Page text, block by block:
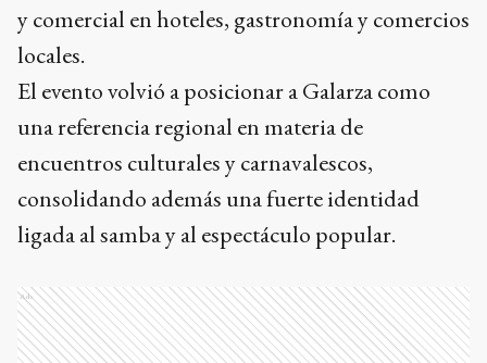
y comercial en hoteles, gastronomía y comercios
locales.
El evento volvió a posicionar a Galarza como
una referencia regional en materia de
encuentros culturales y carnavalescos,
consolidando además una fuerte identidad
ligada al samba y al espectáculo popular.
Ads